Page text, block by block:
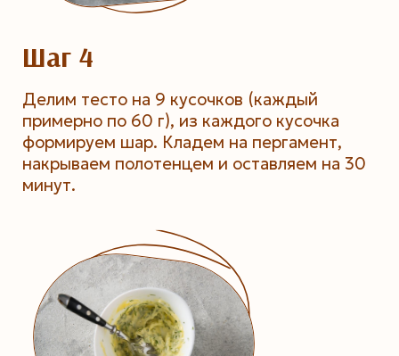
Шаг 4
Делим тесто на 9 кусочков (каждый
примерно по 60 г), из каждого кусочка
формируем шар. Кладем на пергамент,
накрываем полотенцем и оставляем на 30
минут.